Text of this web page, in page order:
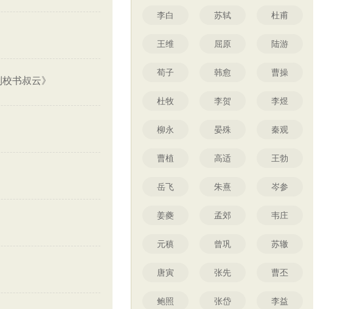
书叔云》
李白 苏轼 杜甫
王维 屈原 陆游
荀子 韩愈 曹操
杜牧 李贺 李煜
柳永 晏殊 秦观
曹植 高适 王勃
岳飞 朱熹 岑参
姜夔 孟郊 韦庄
元稹 曾巩 苏辙
唐寅 张先 曹丕
鲍照 张岱 李益